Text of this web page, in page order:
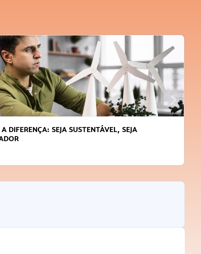
APRENDA A GERENCIAR O SEU TEMPO